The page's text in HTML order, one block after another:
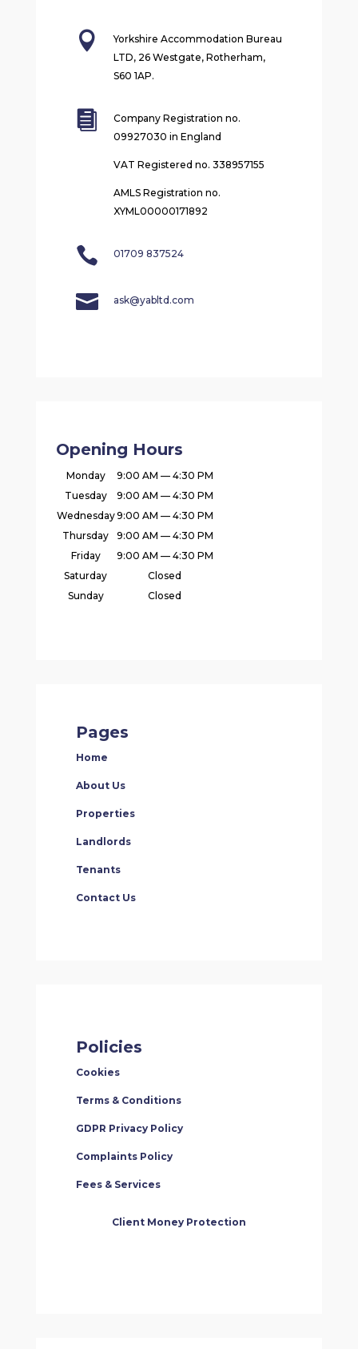

Yorkshire Accommodation Bureau
LTD, 26 Westgate, Rotherham,
S60 1AP.

Company Registration no.
09927030 in England
VAT Registered no. 338957155
AMLS Registration no.
XYML00000171892
 01709 837524
 ask@yabltd.com
Opening Hours
Monday
9:00 AM — 4:30 PM
Tuesday
9:00 AM — 4:30 PM
Wednesday9:00 AM — 4:30 PM
Thursday
9:00 AM — 4:30 PM
Friday
9:00 AM — 4:30 PM
Saturday
Closed
Sunday
Closed
Pages
Home
About Us
Properties
Landlords
Tenants
Contact Us
Policies
Cookies
Terms & Conditions
GDPR Privacy Policy
Complaints Policy
Fees & Services
Client Money Protection